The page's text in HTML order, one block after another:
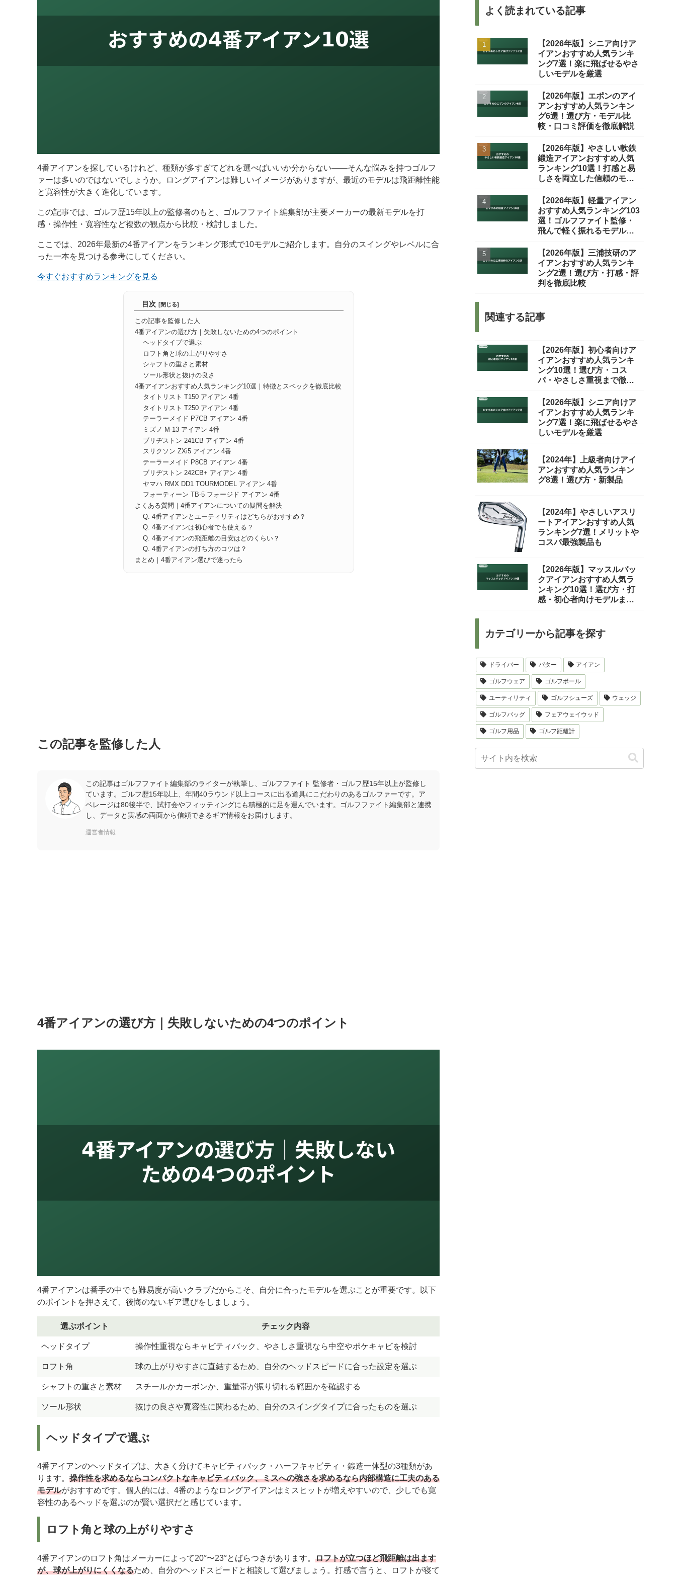
4番アイアンを探しているけれど、種類が多すぎてどれを選べばいいか分からない――そんな悩みを持つゴルフ
ァーは多いのではないでしょうか。ロングアイアンは難しいイメージがありますが、最近のモデルは飛距離性能
と寛容性が大きく進化しています。
この記事では、ゴルフ歴15年以上の監修者のもと、ゴルフファイト編集部が主要メーカーの最新モデルを打
感・操作性・寛容性など複数の観点から比較・検討しました。
ここでは、2026年最新の4番アイアンをランキング形式で10モデルご紹介します。自分のスイングやレベルに合
った一本を見つける参考にしてください。
今すぐおすすめランキングを見る
目次
この記事を監修した人
4番アイアンの選び方｜失敗しないための4つのポイント
ヘッドタイプで選ぶ
ロフト角と球の上がりやすさ
シャフトの重さと素材
ソール形状と抜けの良さ
4番アイアンおすすめ人気ランキング10選｜特徴とスペックを徹底比較
タイトリスト T150 アイアン 4番
タイトリスト T250 アイアン 4番
テーラーメイド P7CB アイアン 4番
ミズノ M-13 アイアン 4番
ブリヂストン 241CB アイアン 4番
スリクソン ZXi5 アイアン 4番
テーラーメイド P8CB アイアン 4番
ブリヂストン 242CB+ アイアン 4番
ヤマハ RMX DD1 TOURMODEL アイアン 4番
フォーティーン TB-5 フォージド アイアン 4番
よくある質問｜4番アイアンについての疑問を解決
Q. 4番アイアンとユーティリティはどちらがおすすめ？
Q. 4番アイアンは初心者でも使える？
Q. 4番アイアンの飛距離の目安はどのくらい？
Q. 4番アイアンの打ち方のコツは？
まとめ｜4番アイアン選びで迷ったら
この記事を監修した人
この記事はゴルフファイト編集部のライターが執筆し、ゴルフファイト 監修者・ゴルフ歴15年以上が監修し
ています。ゴルフ歴15年以上、年間40ラウンド以上コースに出る道具にこだわりのあるゴルファーです。ア
ベレージは80後半で、試打会やフィッティングにも積極的に足を運んでいます。ゴルフファイト編集部と連携
し、データと実感の両面から信頼できるギア情報をお届けします。
運営者情報
4番アイアンの選び方｜失敗しないための4つのポイント
4番アイアンは番手の中でも難易度が高いクラブだからこそ、自分に合ったモデルを選ぶことが重要です。以下
のポイントを押さえて、後悔のないギア選びをしましょう。
選ぶポイント チェック内容
ヘッドタイプ 操作性重視ならキャビティバック、やさしさ重視なら中空やポケキャビを検討
ロフト角 球の上がりやすさに直結するため、自分のヘッドスピードに合った設定を選ぶ
シャフトの重さと素材 スチールかカーボンか、重量帯が振り切れる範囲かを確認する
ソール形状 抜けの良さや寛容性に関わるため、自分のスイングタイプに合ったものを選ぶ
ヘッドタイプで選ぶ
4番アイアンのヘッドタイプは、大きく分けてキャビティバック・ハーフキャビティ・鍛造一体型の3種類があ
ります。 操作性を求めるならコンパクトなキャビティバック、ミスへの強さを求めるなら内部構造に工夫のある
モデルがおすすめです。個人的には、4番のようなロングアイアンはミスヒットが増えやすいので、少しでも寛
容性のあるヘッドを選ぶのが賢い選択だと感じています。
ロフト角と球の上がりやすさ
4番アイアンのロフト角はメーカーによって20°〜23°とばらつきがあります。 ロフトが立つほど飛距離は出ます
が、球が上がりにくくなるため、自分のヘッドスピードと相談して選びましょう。打感で言うと、ロフトが寝て
よく読まれている記事
【2026年版】シニア向けア
イアンおすすめ人気ランキ
ング7選！楽に飛ばせるやさ
しいモデルを厳選
【2026年版】エポンのアイ
アンおすすめ人気ランキン
グ6選！選び方・モデル比
較・口コミ評価を徹底解説
【2026年版】やさしい軟鉄
鍛造アイアンおすすめ人気
ランキング10選！打感と易
しさを両立した信頼のモデ
【2026年版】軽量アイアン
おすすめ人気ランキング103
選！ゴルフファイト監修・
飛んで軽く振れるモデルを
【2026年版】三浦技研のア
イアンおすすめ人気ランキ
ング2選！選び方・打感・評
判を徹底比較
関連する記事
【2026年版】初心者向けア
イアンおすすめ人気ランキ
ング10選！選び方・コス
パ・やさしさ重視まで徹底
【2026年版】シニア向けア
イアンおすすめ人気ランキ
ング7選！楽に飛ばせるやさ
しいモデルを厳選
【2024年】上級者向けアイ
アンおすすめ人気ランキン
グ8選！選び方・新製品
【2024年】やさしいアスリ
ートアイアンおすすめ人気
ランキング7選！メリットや
コスパ最強製品も
【2026年版】マッスルバッ
クアイアンおすすめ人気ラ
ンキング10選！選び方・打
感・初心者向けモデルまで
カテゴリーから記事を探す
ドライバー パター アイアン
ゴルフウェア ゴルフボール
ユーティリティ ゴルフシューズ ウェッジ
ゴルフバッグ フェアウェイウッド
ゴルフ用品 ゴルフ距離計